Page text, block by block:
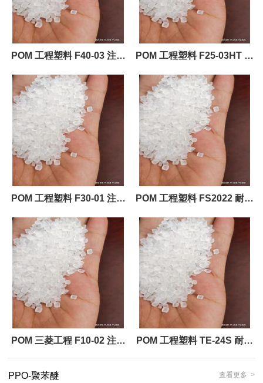
POM 工程塑料 F40-03 注塑
级薄壁部件 电气元件 电子数
据处理 工业部件 机器/机械部
件 汽车领域的应用的拷贝
POM 工程塑料 F25-03HT 注
塑级塑料原料
POM 工程塑料 F30-01 注塑
级 汽车应用 电子零件 电子数
据处理 工业零部件 机械/机械
零件
POM 工程塑料 FS2022 耐磨
级硅酮润滑剂 特性 低摩擦系
数 耐磨损性良好 润滑
POM 三菱工程 F10-02 注塑 POM 工程塑料 TE-24S 耐冲
PPO-聚苯醚 查看更多 >